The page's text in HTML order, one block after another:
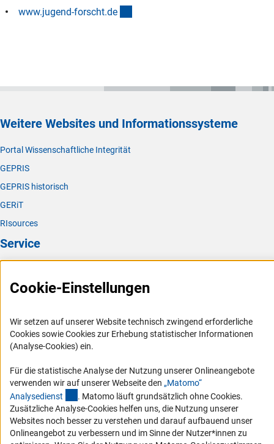
www.jugend-forscht.de
Weitere Websites und Informationssysteme
Portal Wissenschaftliche Integrität
GEPRIS
GEPRIS historisch
GERiT
RIsources
Service
FAQ
Logo und Corporate Design
RSS-Feeds
Vergabeverfahren
Barrierefreiheit
Service und Informationen für Menschen mit Behinderungen
Cookie-Einstellungen
Wir setzen auf unserer Website technisch zwingend erforderliche
Cookies sowie Cookies zur Erhebung statistischer Informationen
(Analyse-Cookies) ein.
Für die statistische Analyse der Nutzung unserer Onlineangebote
verwenden wir auf unserer Webseite den „Matomo“
Analysedienst (externer Link)
. Matomo läuft grundsätzlich ohne Cookies.
Zusätzliche Analyse-Cookies helfen uns, die Nutzung unserer
Websites noch besser zu verstehen und darauf aufbauend unser
Onlineangebot zu verbessern und im Sinne der Nutzer*innen zu